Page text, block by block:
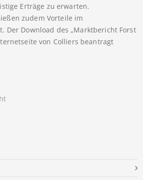
Erträge zu erwarten.
zudem Vorteile im
Der Download des „Marktbericht Forst
von Colliers beantragt